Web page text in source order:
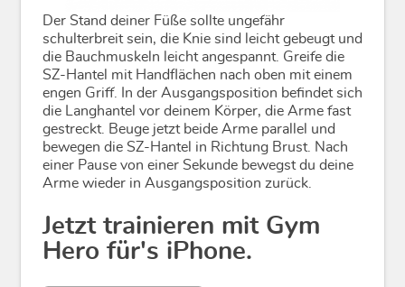
Der Stand deiner Füße sollte ungefähr
schulterbreit sein, die Knie sind leicht gebeugt und
die Bauchmuskeln leicht angespannt. Greife die
SZ-Hantel mit Handflächen nach oben mit einem
engen Griff. In der Ausgangsposition befindet sich
die Langhantel vor deinem Körper, die Arme fast
gestreckt. Beuge jetzt beide Arme parallel und
bewegen die SZ-Hantel in Richtung Brust. Nach
einer Pause von einer Sekunde bewegst du deine
Arme wieder in Ausgangsposition zurück.
Jetzt trainieren mit Gym
Hero für's iPhone.